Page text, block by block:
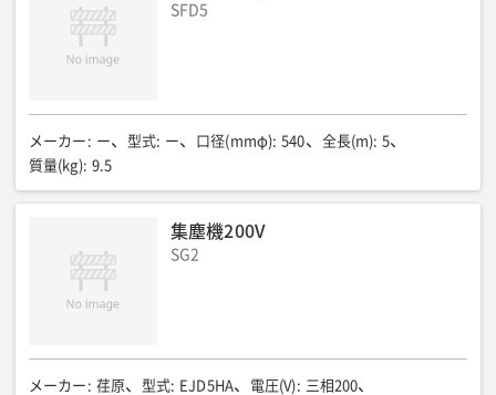
SFD5
メーカー : ー 型式: ー 口径(mmφ): 540 全長(m): 5
質量(kg): 9.5
集塵機200V
SG2
メーカー : 荏原 型式: EJD5HA 電圧(V): 三相200